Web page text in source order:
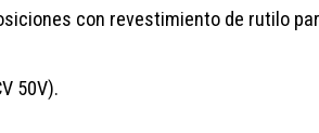
con revestimiento de rutilo
50V).